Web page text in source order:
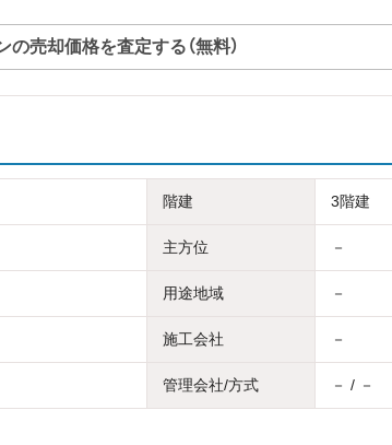
の売却価格を査定する（無料）
階建 3階建
主方位 －
用途地域 －
施工会社 －
管理会社/方式 － / －